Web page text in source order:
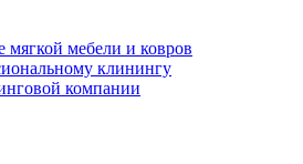
мягкой мебели и ковров
клинингу
компании